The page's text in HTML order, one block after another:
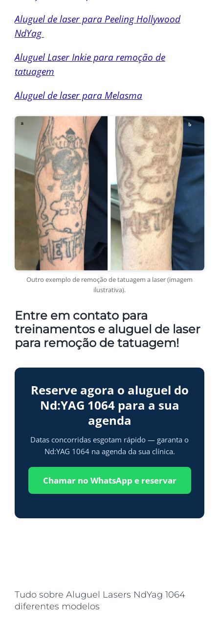
Aluguel de laser para Peeling Hollywood
NdYag
Aluguel Laser Inkie para remoção de
tatuagem
Aluguel de laser para Melasma
Outro exemplo de remoção de tatuagem a laser (imagem
ilustrativa).
Entre em contato para
treinamentos e aluguel de laser
para remoção de tatuagem!
Reserve agora o aluguel do
Nd:YAG 1064 para a sua
agenda
Datas concorridas esgotam rápido — garanta o
Nd:YAG 1064 na agenda da sua clínica.
Chamar no WhatsApp e reservar
Tudo sobre Aluguel Lasers NdYag 1064
diferentes modelos